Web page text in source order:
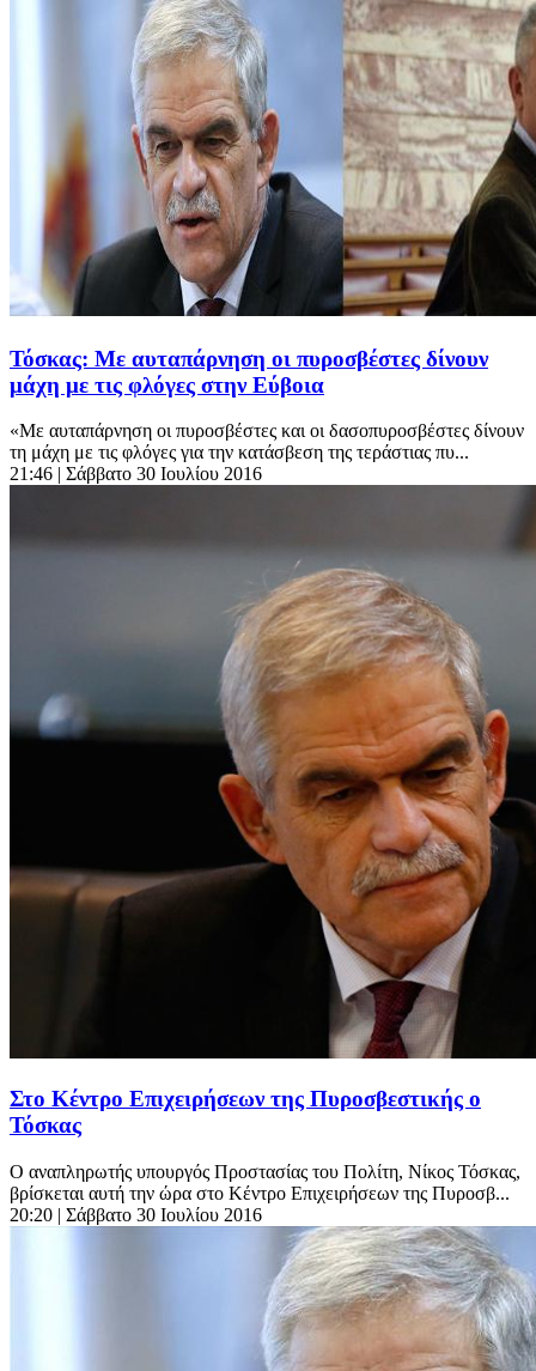
Τόσκας: Με αυταπάρνηση οι πυροσβέστες δίνουν
μάχη με τις φλόγες στην Εύβοια
«Με αυταπάρνηση οι πυροσβέστες και οι δασοπυροσβέστες δίνουν
τη μάχη με τις φλόγες για την κατάσβεση της τεράστιας πυ...
21:46 | Σάββατο 30 Ιουλίου 2016
Στο Κέντρο Επιχειρήσεων της Πυροσβεστικής ο
Τόσκας
Ο αναπληρωτής υπουργός Προστασίας του Πολίτη, Νίκος Τόσκας,
βρίσκεται αυτή την ώρα στο Κέντρο Επιχειρήσεων της Πυροσβ...
20:20 | Σάββατο 30 Ιουλίου 2016